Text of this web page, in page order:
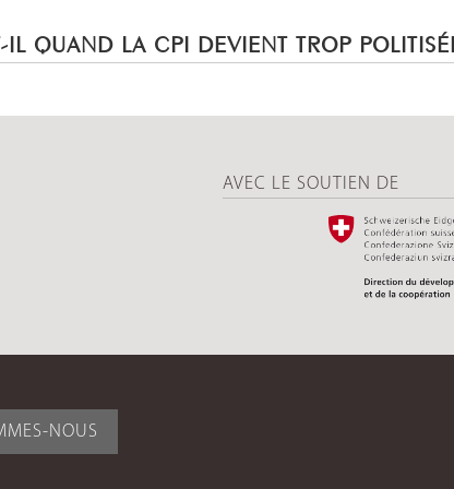
IL QUAND LA CPI DEVIENT TROP
AVEC LE SOUTIEN DE
NOUS